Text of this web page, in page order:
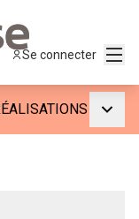
Se connecter